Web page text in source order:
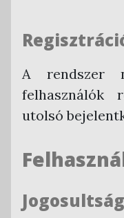
A rendszer
felhasználók
utolsó